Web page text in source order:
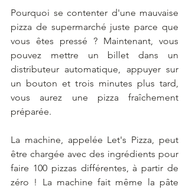
Pourquoi se contenter d'une mauvaise
pizza de supermarché juste parce que
vous êtes pressé ? Maintenant, vous
pouvez mettre un billet dans un
distributeur automatique, appuyer sur
un bouton et trois minutes plus tard,
vous aurez une pizza fraîchement
préparée.
La machine, appelée Let's Pizza, peut
être chargée avec des ingrédients pour
faire 100 pizzas différentes, à partir de
zéro ! La machine fait même la pâte